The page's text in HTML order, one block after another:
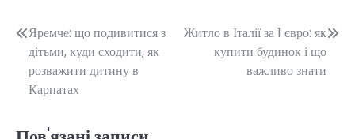
Навігація
записів
Яремче: що подивитися з
дітьми, куди сходити, як
розважити дитину в
Карпатах
Житло в Італії за 1 євро: як
купити будинок і що
важливо знати